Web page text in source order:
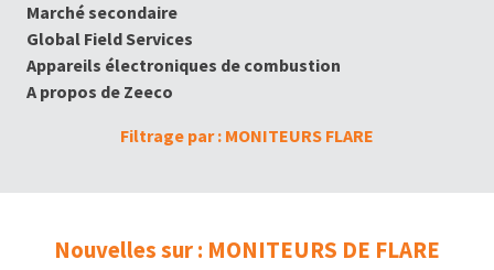
Marché secondaire
Global Field Services
Appareils électroniques de combustion
A propos de Zeeco
Filtrage par : MONITEURS FLARE
Nouvelles sur : MONITEURS DE FLARE